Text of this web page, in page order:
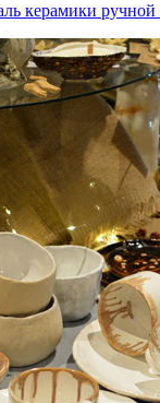
керамики ручной